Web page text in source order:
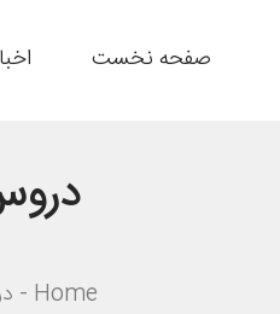
صفحه نخست
Home